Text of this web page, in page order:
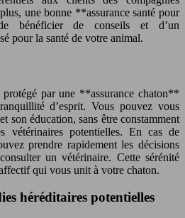
une bonne **assurance santé pour
bénéficier de conseils et d’un
pour la santé de votre animal.
par une **assurance chaton**
d’esprit. Vous pouvez vous
son éducation, sans être constamment
vétérinaires potentielles. En cas de
prendre rapidement les décisions
un vétérinaire. Cette sérénité
qui vous unit à votre chaton.
héréditaires potentielles